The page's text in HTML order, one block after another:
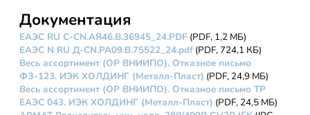
Документация
ЕАЭС RU C-CN.АЯ46.В.36945_24.PDF (PDF, 1,2 МБ)
ЕАЭС N RU Д-CN.РА09.В.75522_24.pdf (PDF, 724,1 КБ)
Весь ассортимент (ОР ВНИИПО). Отказное письмо
ФЗ-123. ИЭК ХОЛДИНГ (Металл-Пласт) (PDF, 24,9 МБ)
Весь ассортимент (ОР ВНИИПО). Отказное письмо ТР
ЕАЭС 043. ИЭК ХОЛДИНГ (Металл-Пласт) (PDF, 24,5 МБ)